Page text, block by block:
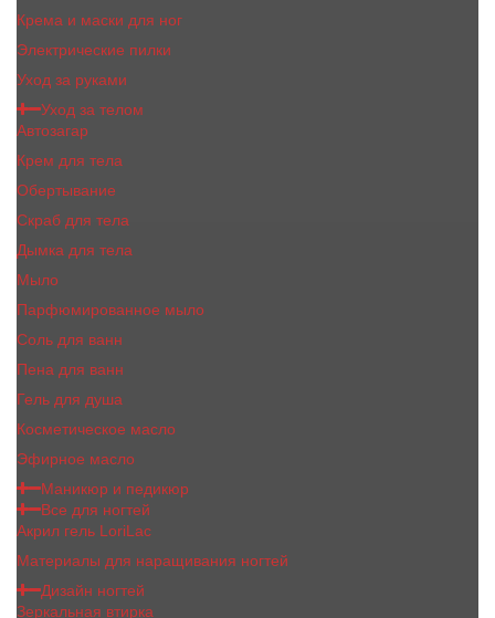
Крема и маски для ног
Электрические пилки
Уход за руками
Уход за телом
Автозагар
Крем для тела
Обертывание
Скраб для тела
Дымка для тела
Мыло
Парфюмированное мыло
Соль для ванн
Пена для ванн
Гель для душа
Косметическое масло
Эфирное масло
Маникюр и педикюр
Все для ногтей
Акрил гель LoriLac
Материалы для наращивания ногтей
Дизайн ногтей
Зеркальная втирка